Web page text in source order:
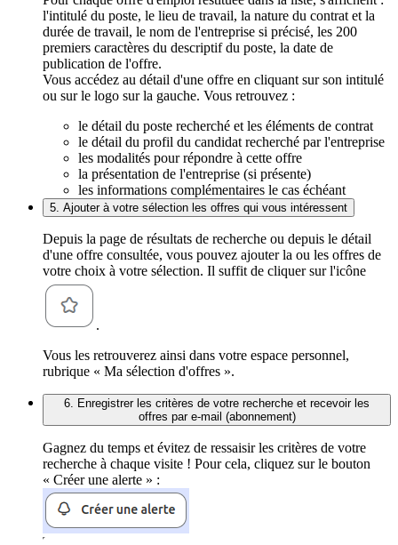
l'intitulé du poste, le lieu de travail, la nature du contrat et la
durée de travail, le nom de l'entreprise si précisé, les 200
premiers caractères du descriptif du poste, la date de
publication de l'offre.
Vous accédez au détail d'une offre en cliquant sur son intitulé
ou sur le logo sur la gauche. Vous retrouvez :
le détail du poste recherché et les éléments de contrat
le détail du profil du candidat recherché par l'entreprise
les modalités pour répondre à cette offre
la présentation de l'entreprise (si présente)
les informations complémentaires le cas échéant
5. Ajouter à votre sélection les offres qui vous intéressent
Depuis la page de résultats de recherche ou depuis le détail
d'une offre consultée, vous pouvez ajouter la ou les offres de
votre choix à votre sélection. Il suffit de cliquer sur l'icône
.
Vous les retrouverez ainsi dans votre espace personnel,
rubrique « Ma sélection d'offres ».
6. Enregistrer les critères de votre recherche et recevoir les
offres par e-mail (abonnement)
Gagnez du temps et évitez de ressaisir les critères de votre
recherche à chaque visite ! Pour cela, cliquez sur le bouton
« Créer une alerte » :